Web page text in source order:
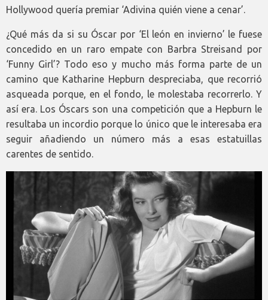
Hollywood quería premiar ‘Adivina quién viene a cenar’.
¿Qué más da si su Óscar por ‘El león en invierno’ le fuese
concedido en un raro empate con Barbra Streisand por
‘Funny Girl’? Todo eso y mucho más forma parte de un
camino que Katharine Hepburn despreciaba, que recorrió
asqueada porque, en el fondo, le molestaba recorrerlo. Y
así era. Los Óscars son una competición que a Hepburn le
resultaba un incordio porque lo único que le interesaba era
seguir añadiendo un número más a esas estatuillas
carentes de sentido.